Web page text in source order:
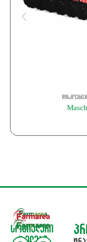
სოციალური